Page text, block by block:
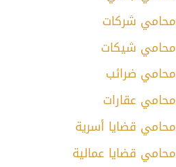
محامي شركات
محامي شيكات
محامي ضرائب
محامي عقارات
محامي قضايا أسرية
محامي قضايا عمالية